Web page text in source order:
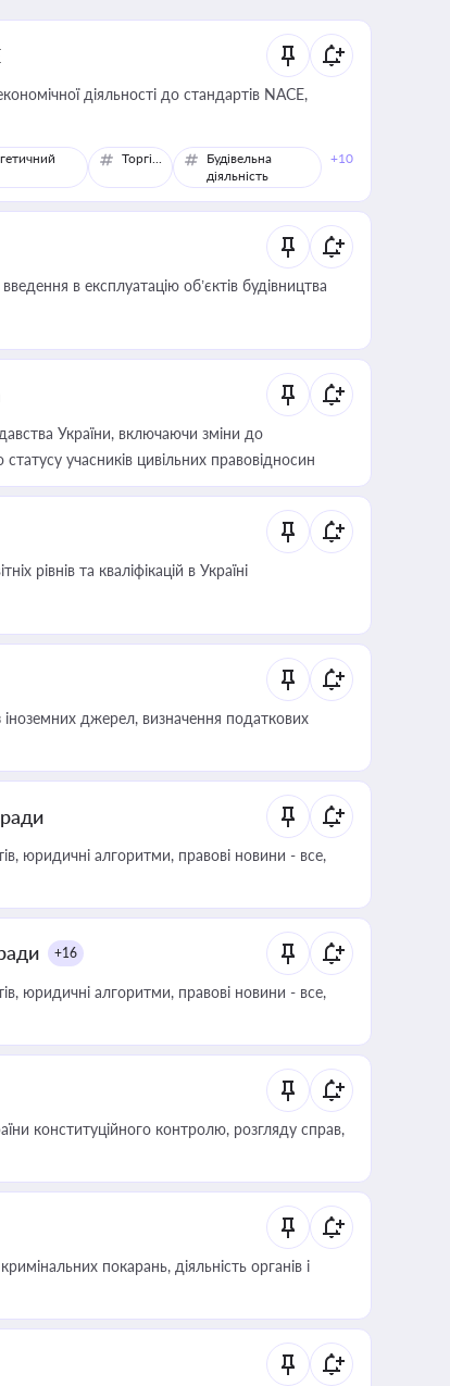
діяльності до стандартів NACE,
Торгівля
Будівельна
діяльність
+10
в експлуатацію об’єктів будівництва
України, включаючи зміни до
учасників цивільних правовідносин
рівнів та кваліфікацій в Україні
іноземних джерел, визначення податкових
юридичні алгоритми, правові новини - все,
+16
юридичні алгоритми, правові новини - все,
конституційного контролю, розгляду справ,
покарань, діяльність органів і